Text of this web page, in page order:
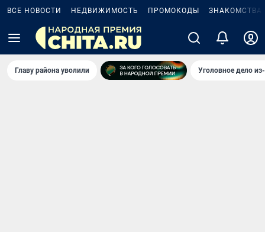
ВСЕ НОВОСТИ НЕДВИЖИМОСТЬ ПРОМОКОДЫ ЗНАКОМСТВА
Главу района уволили Уголовное дело